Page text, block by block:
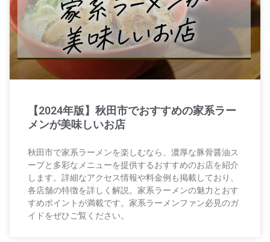
【2024年版】秋田市でおすすめの家系ラー
メンが美味しいお店
秋田市で家系ラーメンを楽しむなら、濃厚な豚骨醤油ス
ープと多彩なメニューを提供するおすすめのお店を紹介
します。詳細なアクセス情報や料金例も掲載しており、
各店舗の特徴を詳しく解説。家系ラーメンの魅力とおす
すめポイントが満載です。家系ラーメンファン必見のガ
イドをぜひご覧ください。